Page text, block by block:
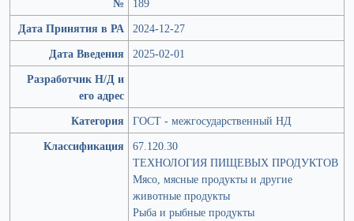
№
189
Дата Принятия в РА 2024-12-27
Дата Введения
2025-02-01
Разработчик Н/Д и
его адрес
Категория
ГОСТ - межгосударственный НД
Классификация
67.120.30
ТЕХНОЛОГИЯ ПИЩЕВЫХ ПРОДУКТОВ
Мясо, мясные продукты и другие
животные продукты
Рыба и рыбные продукты